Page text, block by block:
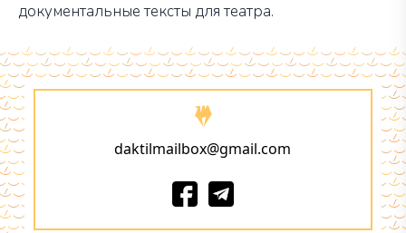
документальные тексты для театра.
daktilmailbox@gmail.com